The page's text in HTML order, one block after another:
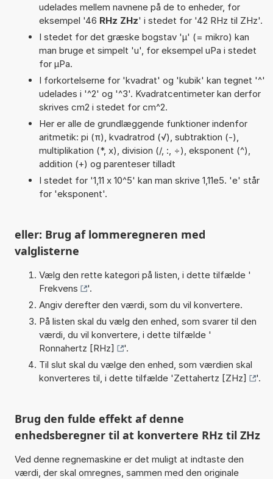
udelades mellem navnene på de to enheder, for
eksempel '46 RHz ZHz' i stedet for '42 RHz til ZHz'.
I stedet for det græske bogstav 'µ' (= mikro) kan
man bruge et simpelt 'u', for eksempel uPa i stedet
for µPa.
I forkortelserne for 'kvadrat' og 'kubik' kan tegnet '^'
udelades i '^2' og '^3'. Kvadratcentimeter kan derfor
skrives cm2 i stedet for cm^2.
Her er alle de grundlæggende funktioner indenfor
aritmetik: pi (π), kvadratrod (√), subtraktion (-),
multiplikation (*, x), division (/, :, ÷), eksponent (^),
addition (+) og parenteser tilladt
I stedet for '1,11 x 10^5' kan man skrive 1,11e5. 'e' står
for 'eksponent'.
eller: Brug af lommeregneren med
valglisterne
Vælg den rette kategori på listen, i dette tilfælde '
Frekvens
'.
Angiv derefter den værdi, som du vil konvertere.
På listen skal du vælg den enhed, som svarer til den
værdi, du vil konvertere, i dette tilfælde '
Ronnahertz [RHz]
'.
Til slut skal du vælge den enhed, som værdien skal
konverteres til, i dette tilfælde 'Zettahertz [ZHz] '.
Brug den fulde effekt af denne
enhedsberegner til at konvertere RHz til ZHz
Ved denne regnemaskine er det muligt at indtaste den
værdi, der skal omregnes, sammen med den originale